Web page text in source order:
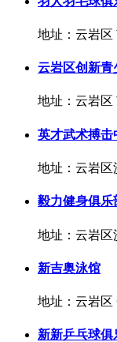
地址：云岩区
云岩区创新青
地址：云岩区
英才武术搏击
地址：云岩区
毅力健身俱乐
地址：云岩区
新吉奥泳馆
地址：云岩区
新新乒乓球俱